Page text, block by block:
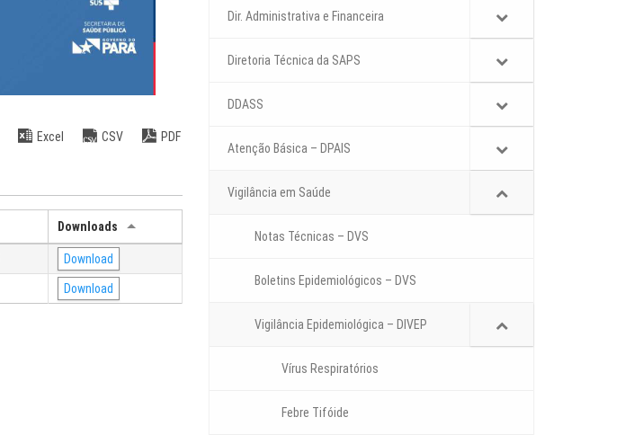
Excel CSV PDF
Downloads
Download
Download
Dir. Administrativa e Financeira
Diretoria Técnica da SAPS
DDASS
Atenção Básica – DPAIS
Vigilância em Saúde
Notas Técnicas – DVS
Boletins Epidemiológicos – DVS
Vigilância Epidemiológica – DIVEP
Vírus Respiratórios
Febre Tifóide